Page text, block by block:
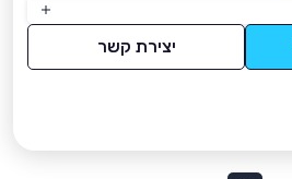
יצירת קשר